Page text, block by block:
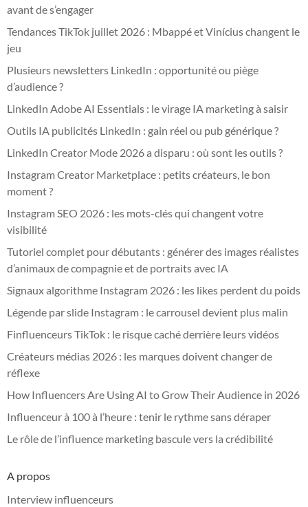
avant de s’engager
Tendances TikTok juillet 2026 : Mbappé et Vinícius changent le
jeu
Plusieurs newsletters LinkedIn : opportunité ou piège
d’audience ?
LinkedIn Adobe AI Essentials : le virage IA marketing à saisir
Outils IA publicités LinkedIn : gain réel ou pub générique ?
LinkedIn Creator Mode 2026 a disparu : où sont les outils ?
Instagram Creator Marketplace : petits créateurs, le bon
moment ?
Instagram SEO 2026 : les mots-clés qui changent votre
visibilité
Tutoriel complet pour débutants : générer des images réalistes
d’animaux de compagnie et de portraits avec IA
Signaux algorithme Instagram 2026 : les likes perdent du poids
Légende par slide Instagram : le carrousel devient plus malin
Finfluenceurs TikTok : le risque caché derrière leurs vidéos
Créateurs médias 2026 : les marques doivent changer de
réflexe
How Influencers Are Using AI to Grow Their Audience in 2026
Influenceur à 100 à l’heure : tenir le rythme sans déraper
Le rôle de l’influence marketing bascule vers la crédibilité
A propos
Interview influenceurs